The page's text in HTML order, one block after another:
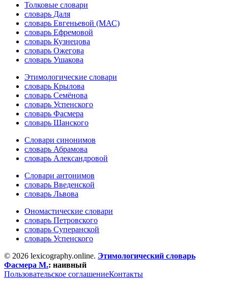
Толковые словари
словарь Даля
словарь Евгеньевой (МАС)
словарь Ефремовой
словарь Кузнецова
словарь Ожегова
словарь Ушакова
Этимологические словари
словарь Крылова
словарь Семёнова
словарь Успенского
словарь Фасмера
словарь Шанского
Словари синонимов
словарь Абрамова
словарь Александровой
Словари антонимов
словарь Введенской
словарь Львова
Ономастические словари
словарь Петровского
словарь Суперанской
словарь Успенского
© 2026 lexicography.online. Этимологический словарь
Фасмера М.: наивный
Пользовательское соглашениеКонтакты